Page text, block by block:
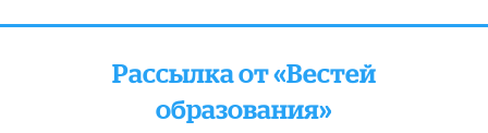
Рассылка от «Вестей
образования»